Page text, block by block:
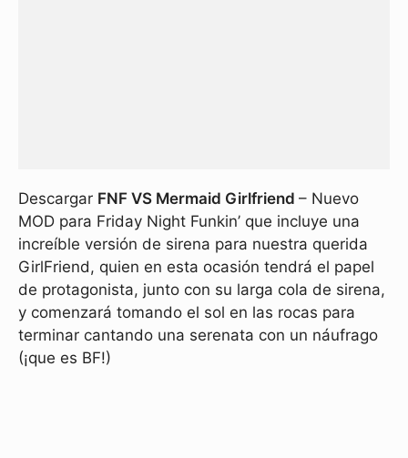
Descargar FNF VS Mermaid Girlfriend – Nuevo
MOD para Friday Night Funkin’ que incluye una
increíble versión de sirena para nuestra querida
GirlFriend, quien en esta ocasión tendrá el papel
de protagonista, junto con su larga cola de sirena,
y comenzará tomando el sol en las rocas para
terminar cantando una serenata con un náufrago
(¡que es BF!)